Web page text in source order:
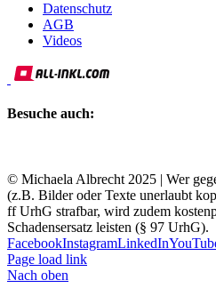
Datenschutz
AGB
Videos
Besuche auch:
© Michaela Albrecht 2025 | Wer
(z.B. Bilder oder Texte unerlaubt
ff UrhG strafbar, wird zudem
Schadensersatz leisten (§ 97 UrhG).
FacebookInstagramLinkedIn
Page load link
Nach oben